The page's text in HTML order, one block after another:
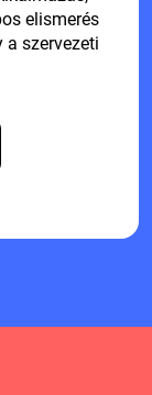
elismerés
szervezeti